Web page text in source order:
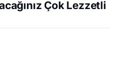
Çok Lezzetli